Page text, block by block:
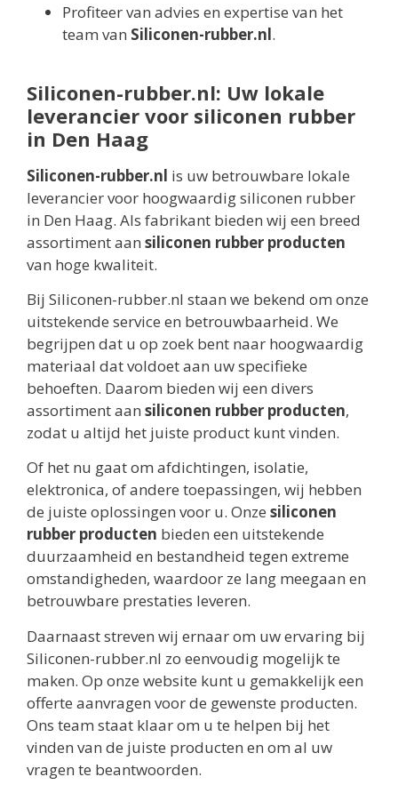
Profiteer van advies en expertise van het
team van Siliconen-rubber.nl.
Siliconen-rubber.nl: Uw lokale
leverancier voor siliconen rubber
in Den Haag
Siliconen-rubber.nl is uw betrouwbare lokale
leverancier voor hoogwaardig siliconen rubber
in Den Haag. Als fabrikant bieden wij een breed
assortiment aan siliconen rubber producten
van hoge kwaliteit.
Bij Siliconen-rubber.nl staan we bekend om onze
uitstekende service en betrouwbaarheid. We
begrijpen dat u op zoek bent naar hoogwaardig
materiaal dat voldoet aan uw specifieke
behoeften. Daarom bieden wij een divers
assortiment aan siliconen rubber producten,
zodat u altijd het juiste product kunt vinden.
Of het nu gaat om afdichtingen, isolatie,
elektronica, of andere toepassingen, wij hebben
de juiste oplossingen voor u. Onze siliconen
rubber producten bieden een uitstekende
duurzaamheid en bestandheid tegen extreme
omstandigheden, waardoor ze lang meegaan en
betrouwbare prestaties leveren.
Daarnaast streven wij ernaar om uw ervaring bij
Siliconen-rubber.nl zo eenvoudig mogelijk te
maken. Op onze website kunt u gemakkelijk een
offerte aanvragen voor de gewenste producten.
Ons team staat klaar om u te helpen bij het
vinden van de juiste producten en om al uw
vragen te beantwoorden.